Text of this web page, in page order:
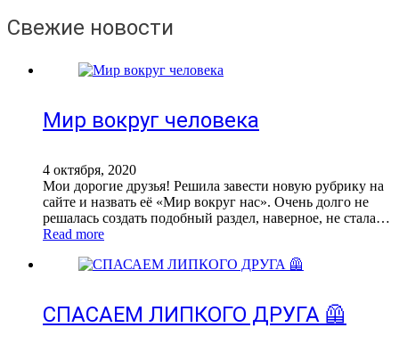
Свежие новости
Мир вокруг человека
4 октября, 2020
Мои дорогие друзья! Решила завести новую рубрику на
сайте и назвать её «Мир вокруг нас». Очень долго не
решалась создать подобный раздел, наверное, не стала…
Read more
СПАСАЕМ ЛИПКОГО ДРУГА 🦺